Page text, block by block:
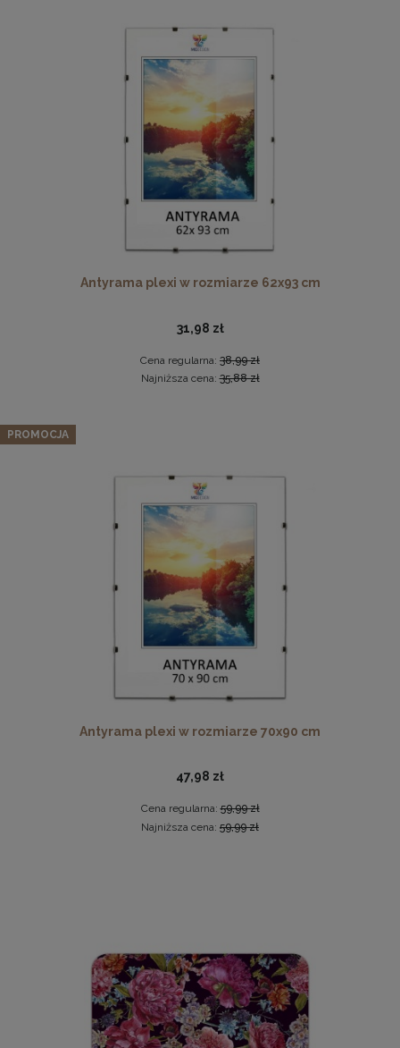
Drewniana, frezowana ramka na zdjęcia, plakaty, obrazy w
rozmiarze 15 x 21 cm w kolorze białym
14,99 zł
DO KOSZYKA
Drewniana, frezowana ramka na zdjęcia, plakaty, obrazy w
rozmiarze 18 x 24 cm w kolorze białym
16,99 zł
DO KOSZYKA
Ramka na zdjęcia 30 x 30 cm pomarańczowa, z naturalnego
drewna
Antyrama plexi w rozmiarze 62x93 cm
31,98 zł
Cena regularna: 38,99 zł
Najniższa cena:35,88 zł
Antyrama plexi w rozmiarze 70x90 cm
47,98 zł
Cena regularna:59,99 zł
Najniższa cena: 59,99 zł
PROMOCJA